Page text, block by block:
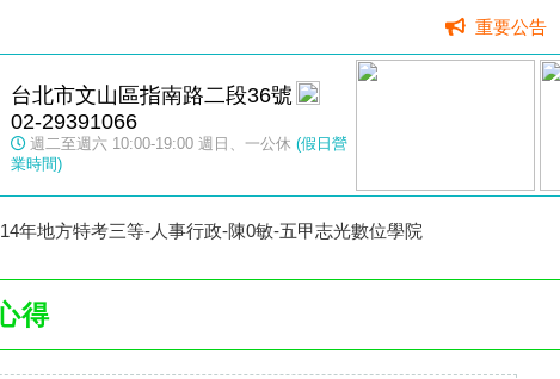
重要公告
台北市文山區指南路二段36號
02-29391066
週二至週六 10:00-19:00 週日、一公休 (假日營
業時間)
年地方特考三等-人事行政-陳0敏-五甲志光數位學院
得